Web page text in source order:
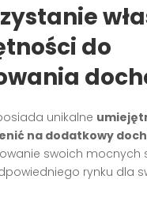
do
unikalne
na dodatkowy
swoich mocnych
rynku dla